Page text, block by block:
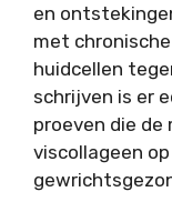
en
met
huidcellen
schrijven is er
proeven die de
viscollageen